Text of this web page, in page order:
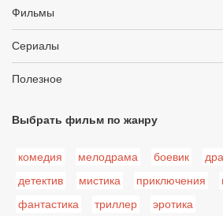
Фильмы
Сериалы
Полезное
Выбрать фильм по жанру
комедия мелодрама боевик
детектив
мистика приключения
фантастика
триллер эротика